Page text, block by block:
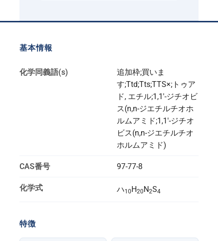
基本情報
化学同義語(s)
追加枠;買いま
す;Ttd;Tts;TTS×;トゥア
ド, エチル;1,1'-ジチオビ
ス(n,n-ジエチルチオホ
ルムアミド;1,1'-ジチオ
ビス(n,n-ジエチルチオ
ホルムアミド)
CAS番号 97-77-8
化学式 ハ10 H20 N2S4
特徴